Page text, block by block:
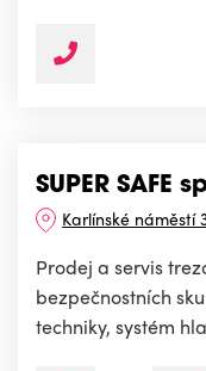
SUPER SAFE
Karlínské náměstí
Prodej a servis
bezpečnostních
techniky, systém